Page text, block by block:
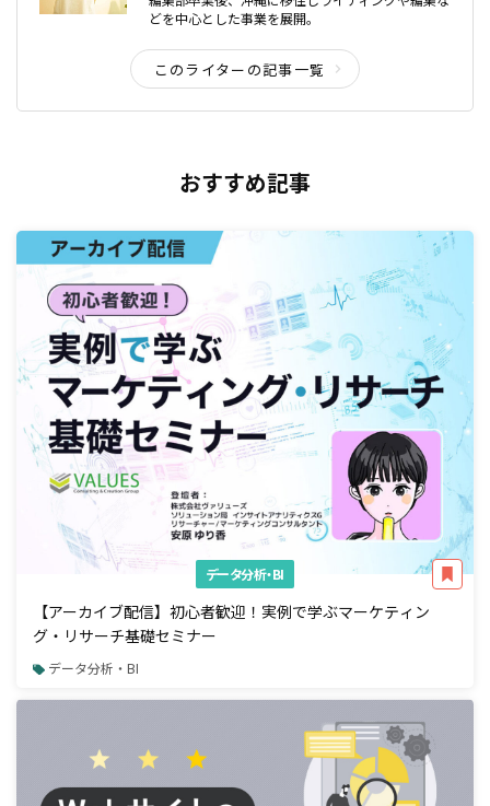
どを中心とした事業を展開。
このライターの記事一覧
おすすめ記事
データ分析・BI
【アーカイブ配信】初心者歓迎！実例で学ぶマーケティン
グ・リサーチ基礎セミナー
データ分析・BI